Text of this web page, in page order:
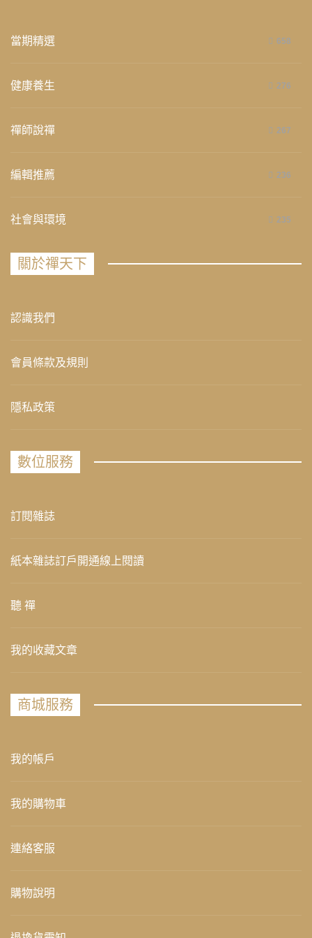
當期精選 658
健康養生 276
禪師說禪 267
編輯推薦 236
社會與環境 235
關於禪天下
認識我們
會員條款及規則
隱私政策
數位服務
訂閱雜誌
紙本雜誌訂戶開通線上閱讀
聽 禪
我的收藏文章
商城服務
我的帳戶
我的購物車
連絡客服
購物說明